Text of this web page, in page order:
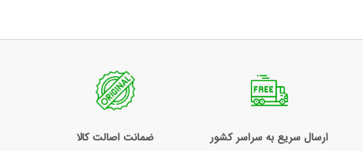
ارسال سریع به سراسر کشور ضمانت اصالت کالا